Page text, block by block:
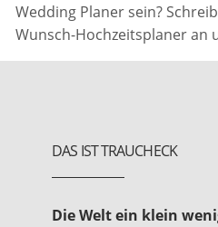
Wedding Planer sein?
Wunsch-Hochzeitsplaner an
DAS IST TRAUCHECK
Die Welt ein klein